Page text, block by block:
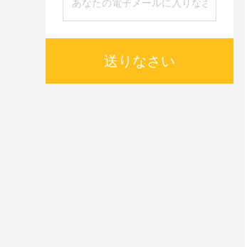
送りなさい